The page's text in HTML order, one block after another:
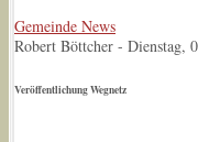
Gemeinde News
Robert Böttcher - Dienstag,
Veröffentlichung Wegnetz